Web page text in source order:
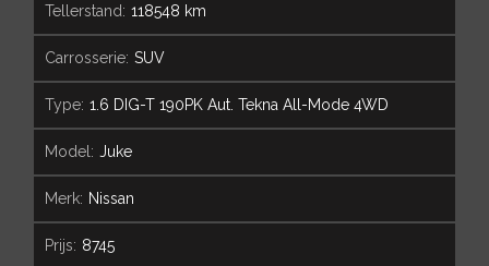
tellerstand: 118548 km
carrosserie: SUV
type: 1.6 DIG-T 190PK Aut. Tekna All-Mode 4WD
model: Juke
merk: Nissan
prijs: 8745